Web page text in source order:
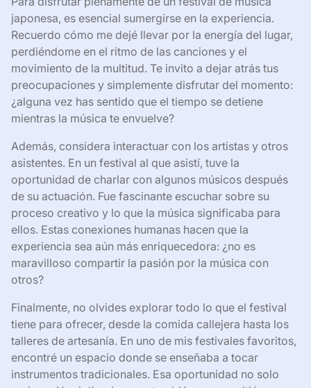
japonesa, es esencial sumergirse en la experiencia.
Recuerdo cómo me dejé llevar por la energía del lugar,
perdiéndome en el ritmo de las canciones y el
movimiento de la multitud. Te invito a dejar atrás tus
preocupaciones y simplemente disfrutar del momento:
¿alguna vez has sentido que el tiempo se detiene
mientras la música te envuelve?
Además, considera interactuar con los artistas y otros
asistentes. En un festival al que asistí, tuve la
oportunidad de charlar con algunos músicos después
de su actuación. Fue fascinante escuchar sobre su
proceso creativo y lo que la música significaba para
ellos. Estas conexiones humanas hacen que la
experiencia sea aún más enriquecedora: ¿no es
maravilloso compartir la pasión por la música con
otros?
Finalmente, no olvides explorar todo lo que el festival
tiene para ofrecer, desde la comida callejera hasta los
talleres de artesanía. En uno de mis festivales favoritos,
encontré un espacio donde se enseñaba a tocar
instrumentos tradicionales. Esa oportunidad no solo